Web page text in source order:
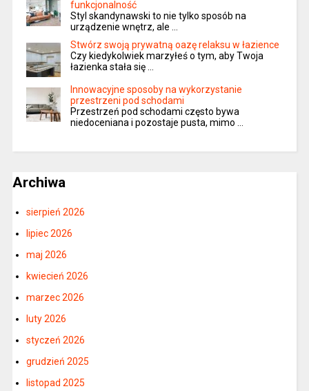
funkcjonalność
Styl skandynawski to nie tylko sposób na
urządzenie wnętrz, ale …
Stwórz swoją prywatną oazę relaksu w łazience
Czy kiedykolwiek marzyłeś o tym, aby Twoja
łazienka stała się …
Innowacyjne sposoby na wykorzystanie
przestrzeni pod schodami
Przestrzeń pod schodami często bywa
niedoceniana i pozostaje pusta, mimo …
Archiwa
sierpień 2026
lipiec 2026
maj 2026
kwiecień 2026
marzec 2026
luty 2026
styczeń 2026
grudzień 2025
listopad 2025